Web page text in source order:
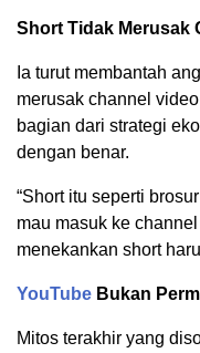
Short Tidak Merusak
Ia turut membantah
merusak channel
bagian dari strategi
dengan benar.
“Short itu seperti
mau masuk ke
menekankan short
YouTube Bukan
Mitos terakhir yang